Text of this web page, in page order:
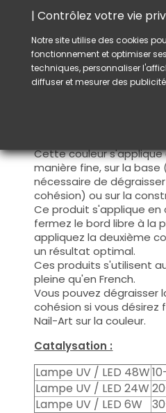
clientes les plus
De plus, CNAILPRO porte
particulière au formule
suivons la
garantissons la
Ceci pour garantir une
Cette couleur
manière fine, sur la base
nécessaire de
cohésion) ou sur la
Ce produit s'applique en
fermez le bord libre à la
appliquez la deuxième
un résultat optimal.
Ces produits s'utilisent
pleine qu'en French.
Vous pouvez dégraisser
cohésion si vous désirez
Nail-Art sur la couleur.
Catalysation :
Lampe UV / LED 48W
Lampe UV / LED 24W
Lampe UV / LED 6W
| Contrôlez votre vie
Notre site utilise des cookies
fonctionnement et optimiser
techniques, personnaliser
diffuser et mesurer des